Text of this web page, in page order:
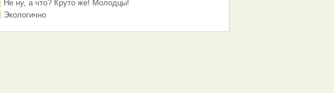
Не ну, а что? Круто же! Молодцы!
Экологично